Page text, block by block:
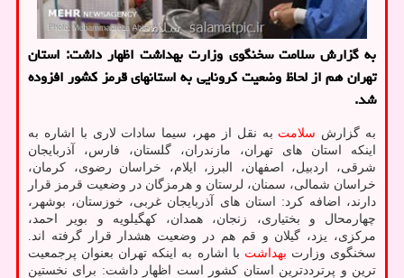
به گزارش سلامت سخنگوی وزارت بهداشت اظهار داشت: استان
تهران هم از لحاظ وضعیت كرونایی به استانهای قرمز كشور افزوده
شد.
به گزارش سلامت به نقل از مهر، سیما سادات لاری با اشاره به
اینکه استان های تهران، مازندران، گلستان، فارس، آذربایجان
شرقی، اردبیل، اصفهان، البرز، ایلام، خراسان رضوی، کرمان،
خراسان شمالی، سمنان، لرستان و هرمزگان در وضعیت قرمز قرار
دارند، اضافه کرد: استان های آذربایجان غربی، خوزستان، بوشهر،
چهارمحال و بختیاری، زنجان، همدان، کهگیلویه و بویر احمد،
مرکزی، یزد، گیلان و قم هم در وضعیت هشدار قرار گرفته اند.
سخنگوی وزارت بهداشت با اشاره به اینکه تهران بعنوان پرجمعیت
ترین و پرترددترین استان کشور است اظهار داشت: برای نخستین